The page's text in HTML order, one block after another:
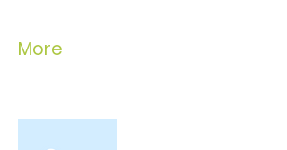
More